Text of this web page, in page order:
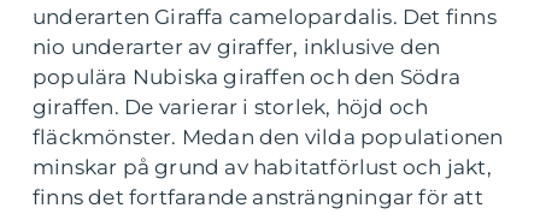
underarten Giraffa camelopardalis. Det finns
nio underarter av giraffer, inklusive den
populära Nubiska giraffen och den Södra
giraffen. De varierar i storlek, höjd och
fläckmönster. Medan den vilda populationen
minskar på grund av habitatförlust och jakt,
finns det fortfarande ansträngningar för att